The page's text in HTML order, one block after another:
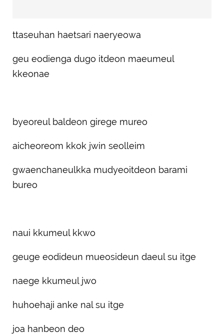
ttaseuhan haetsari naeryeowa
geu eodienga dugo itdeon maeumeul
kkeonae
byeoreul baldeon girege mureo
aicheoreom kkok jwin seolleim
gwaenchaneulkka mudyeoitdeon barami
bureo
naui kkumeul kkwo
geuge eodideun mueosideun daeul su itge
naege kkumeul jwo
huhoehaji anke nal su itge
joa hanbeon deo